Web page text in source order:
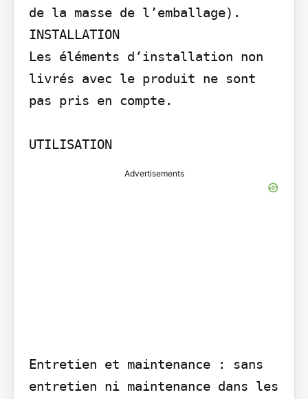
de la masse de l’emballage).
INSTALLATION
Les éléments d’installation non
livrés avec le produit ne sont
pas pris en compte.
UTILISATION
Advertisements
Entretien et maintenance : sans
entretien ni maintenance dans les